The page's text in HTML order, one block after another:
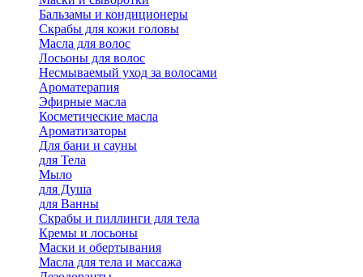
Бальзамы и кондиционеры
Скрабы для кожи головы
Масла для волос
Лосьоны для волос
Несмываемый уход за волосами
Ароматерапия
Эфирные масла
Косметические масла
Ароматизаторы
Для бани и сауны
для Тела
Мыло
для Душа
для Ванны
Скрабы и пиллинги для тела
Кремы и лосьоны
Маски и обертывания
Масла для тела и массажа